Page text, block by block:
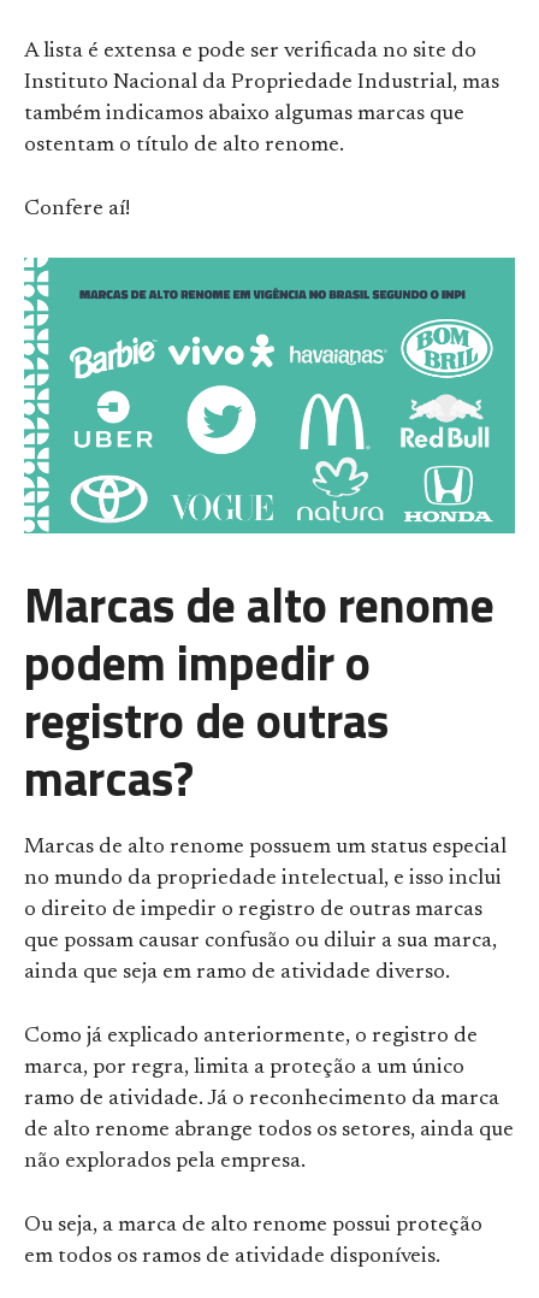
A lista é extensa e pode ser verificada no site do
Instituto Nacional da Propriedade Industrial, mas
também indicamos abaixo algumas marcas que
ostentam o título de alto renome.
Confere aí!
Marcas de alto renome
podem impedir o
registro de outras
marcas?
Marcas de alto renome possuem um status especial
no mundo da propriedade intelectual, e isso inclui
o direito de impedir o registro de outras marcas
que possam causar confusão ou diluir a sua marca,
ainda que seja em ramo de atividade diverso.
Como já explicado anteriormente, o registro de
marca, por regra, limita a proteção a um único
ramo de atividade. Já o reconhecimento da marca
de alto renome abrange todos os setores, ainda que
não explorados pela empresa.
Ou seja, a marca de alto renome possui proteção
em todos os ramos de atividade disponíveis.